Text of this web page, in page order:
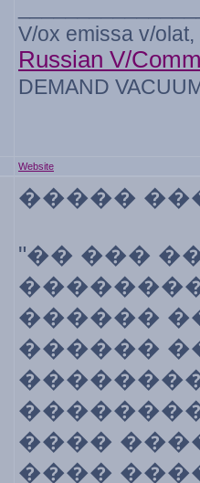
V/ox emissa v/
Russian V/
DEMAND
Website
�����
"�� ���
������
������
����
����